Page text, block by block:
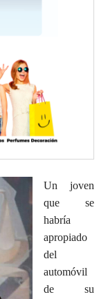
Un joven
que se
habría
apropiado
del
automóvil
de su